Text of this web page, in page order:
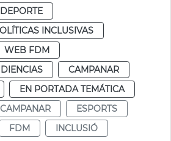
INCLUSIVAS
WEB FDM
CAMPANAR
EN PORTADA TEMÁTICA
CAMPANAR
ESPORTS
FDM
INCLUSIÓ